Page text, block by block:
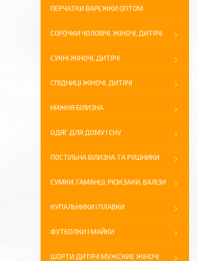
ПЕРЧАТКИ ВАРЕЖКИ ОПТОМ
СОРОЧКИ ЧОЛОВІЧІ, ЖІНОЧІ, ДИТЯЧІ
СУКНІ ЖІНОЧІ, ДИТЯЧІ
СПІДНИЦІ ЖІНОЧІ, ДИТЯЧІ
НИЖНЯ БІЛИЗНА
ОДЯГ ДЛЯ ДОМУ І СНУ
ПОСТІЛЬНА БІЛИЗНА ТА РУШНИКИ
СУМКИ, ГАМАНЦІ, РЮКЗАКИ, ВАЛІЗИ
КУПАЛЬНИКИ І ПЛАВКИ
ФУТБОЛКИ І МАЙКИ
ШОРТИ ДИТЯЧІ МУЖСКИЕ ЖІНОЧІ